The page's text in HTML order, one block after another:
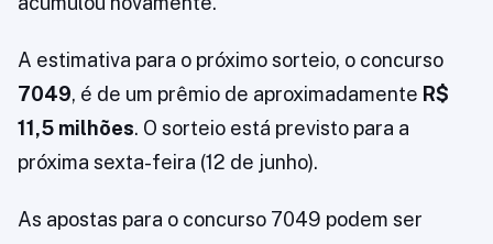
A estimativa para o próximo sorteio, o concurso
7049, é de um prêmio de aproximadamente R$
11,5 milhões. O sorteio está previsto para a
próxima sexta-feira (12 de junho).
As apostas para o concurso 7049 podem ser